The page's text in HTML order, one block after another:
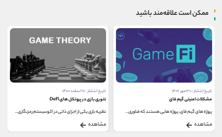
ممکن است علاقه‌مند باشید
تاریخ انتشار : ۱۷ اسفند ۱۴۰۰
تئوری بازی در پروتکل های DeFi
نظریه بازی یکی از اجزای ذاتی در اکوسیستم رمزنگاری...
مشاهده
تاریخ انتشار : ۲۹ فروردین ۱۴۰۰
تحلیل ارز دیجیتال دوج کوین (DOGE)
برای بررسی و تحلیل ارز دیجیتال دوج کوین (DOGE) تا...
مشاهده